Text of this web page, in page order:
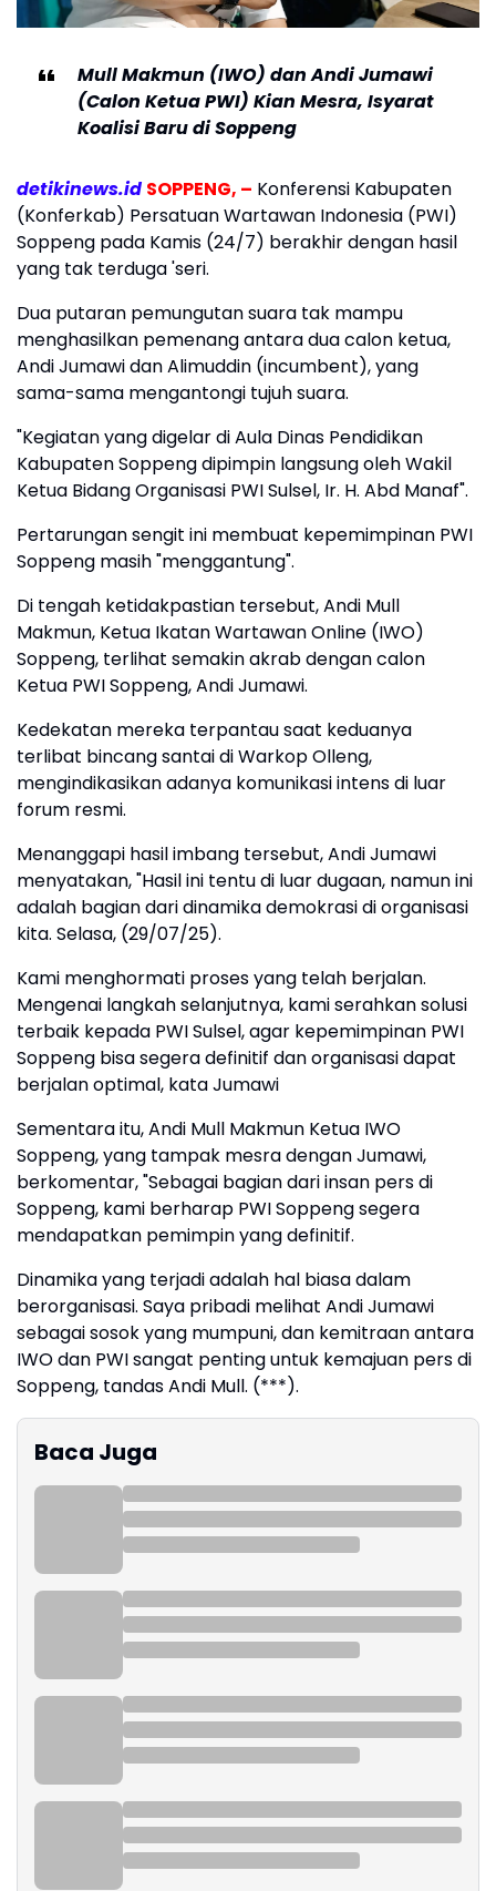
Mull Makmun (IWO) dan Andi Jumawi
(Calon Ketua PWI) Kian Mesra, Isyarat
Koalisi Baru di Soppeng
detikinews.id SOPPENG, – Konferensi Kabupaten
(Konferkab) Persatuan Wartawan Indonesia (PWI)
Soppeng pada Kamis (24/7) berakhir dengan hasil
yang tak terduga 'seri.
Dua putaran pemungutan suara tak mampu
menghasilkan pemenang antara dua calon ketua,
Andi Jumawi dan Alimuddin (incumbent), yang
sama-sama mengantongi tujuh suara.
"Kegiatan yang digelar di Aula Dinas Pendidikan
Kabupaten Soppeng dipimpin langsung oleh Wakil
Ketua Bidang Organisasi PWI Sulsel, Ir. H. Abd Manaf".
Pertarungan sengit ini membuat kepemimpinan PWI
Soppeng masih "menggantung".
Di tengah ketidakpastian tersebut, Andi Mull
Makmun, Ketua Ikatan Wartawan Online (IWO)
Soppeng, terlihat semakin akrab dengan calon
Ketua PWI Soppeng, Andi Jumawi.
Kedekatan mereka terpantau saat keduanya
terlibat bincang santai di Warkop Olleng,
mengindikasikan adanya komunikasi intens di luar
forum resmi.
Menanggapi hasil imbang tersebut, Andi Jumawi
menyatakan, "Hasil ini tentu di luar dugaan, namun ini
adalah bagian dari dinamika demokrasi di organisasi
kita. Selasa, (29/07/25).
Kami menghormati proses yang telah berjalan.
Mengenai langkah selanjutnya, kami serahkan solusi
terbaik kepada PWI Sulsel, agar kepemimpinan PWI
Soppeng bisa segera definitif dan organisasi dapat
berjalan optimal, kata Jumawi
Sementara itu, Andi Mull Makmun Ketua IWO
Soppeng, yang tampak mesra dengan Jumawi,
berkomentar, "Sebagai bagian dari insan pers di
Soppeng, kami berharap PWI Soppeng segera
mendapatkan pemimpin yang definitif.
Dinamika yang terjadi adalah hal biasa dalam
berorganisasi. Saya pribadi melihat Andi Jumawi
sebagai sosok yang mumpuni, dan kemitraan antara
IWO dan PWI sangat penting untuk kemajuan pers di
Soppeng, tandas Andi Mull. (***).
Baca Juga